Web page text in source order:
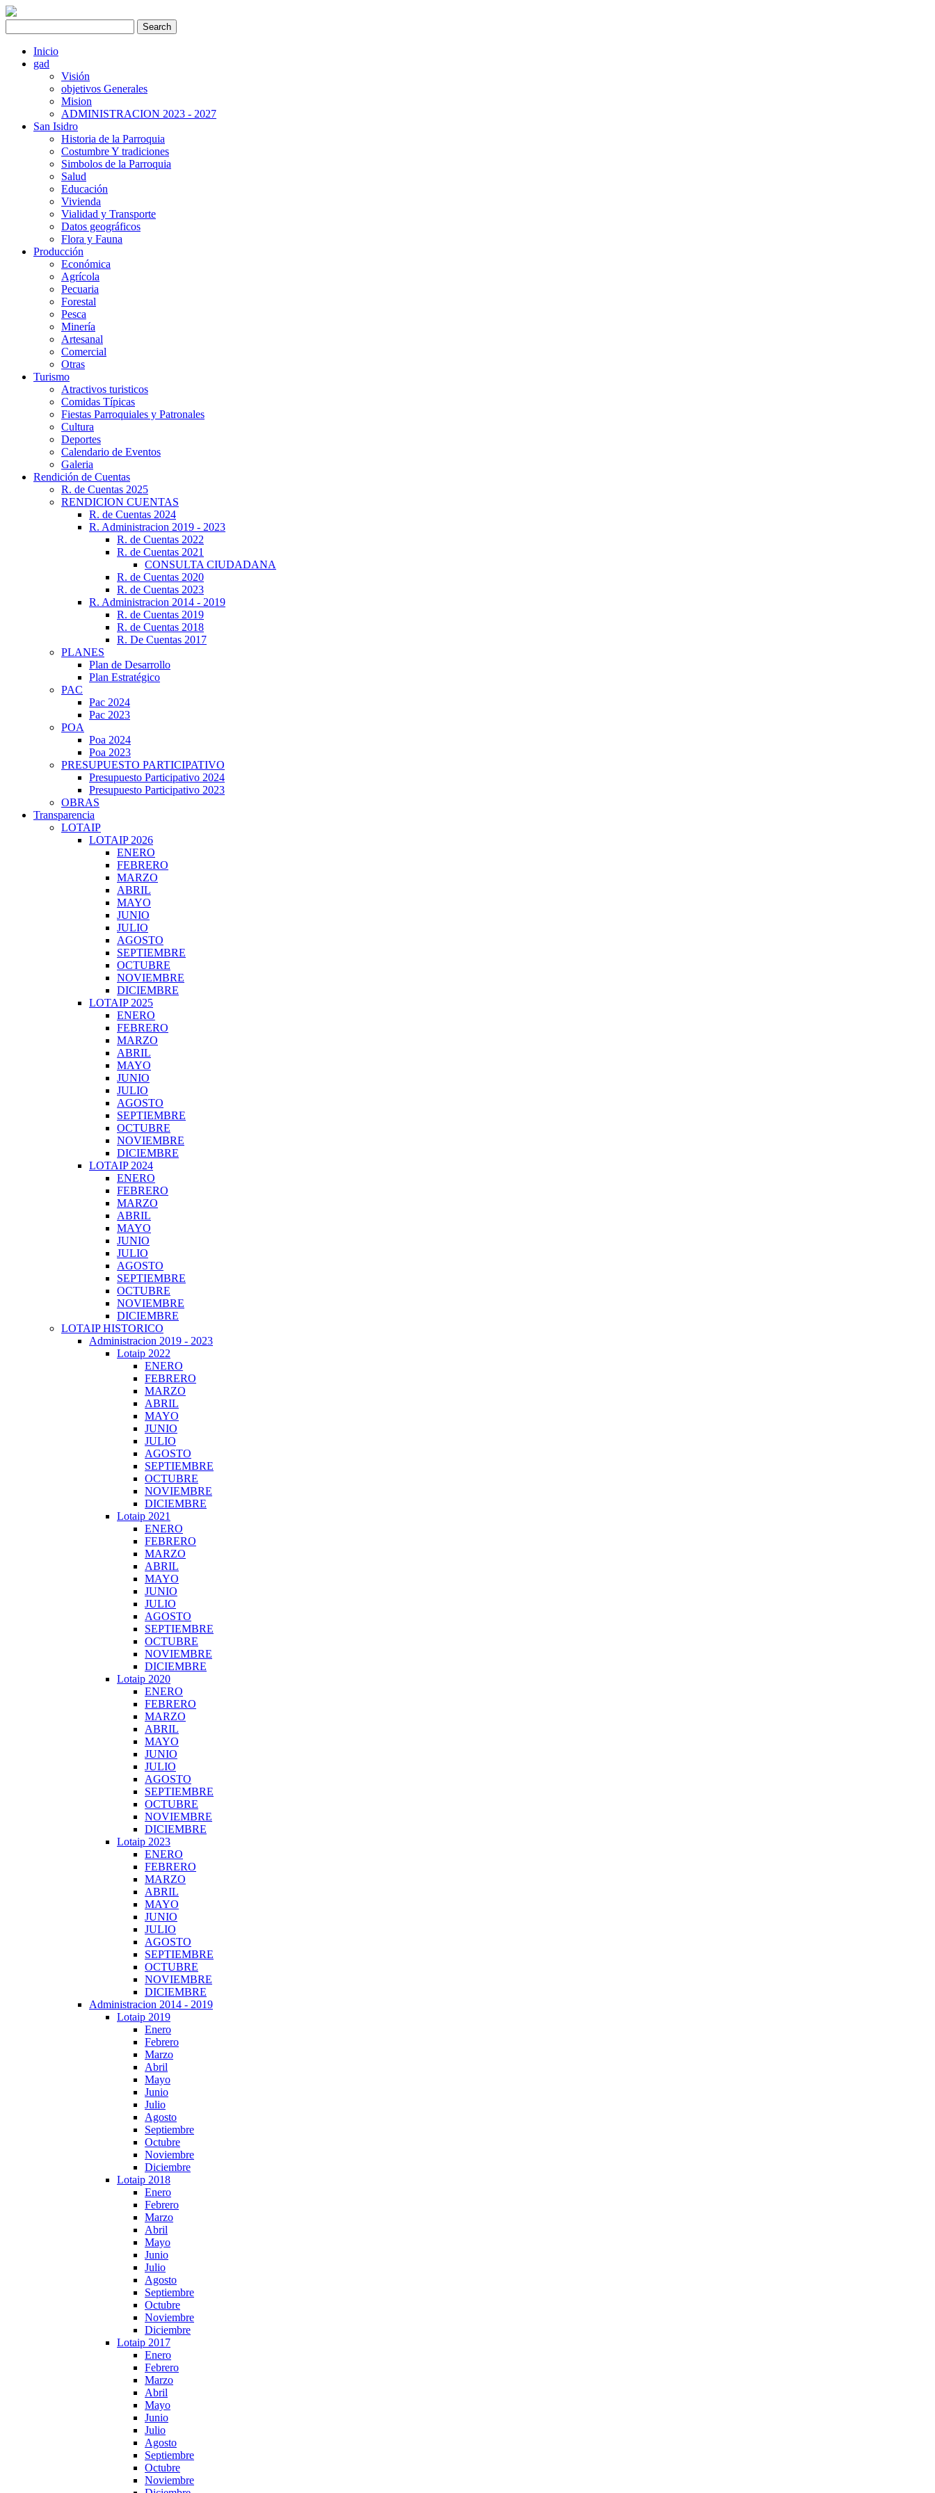
Inicio
gad
Visión
objetivos Generales
Mision
ADMINISTRACION 2023 - 2027
San Isidro
Historia de la Parroquia
Costumbre Y tradiciones
Simbolos de la Parroquia
Salud
Educación
Vivienda
Vialidad y Transporte
Datos geográficos
Flora y Fauna
Producción
Económica
Agrícola
Pecuaria
Forestal
Pesca
Minería
Artesanal
Comercial
Otras
Turismo
Atractivos turisticos
Comidas Típicas
Fiestas Parroquiales y Patronales
Cultura
Deportes
Calendario de Eventos
Galeria
Rendición de Cuentas
R. de Cuentas 2025
RENDICION CUENTAS
R. de Cuentas 2024
R. Administracion 2019 - 2023
R. de Cuentas 2022
R. de Cuentas 2021
CONSULTA CIUDADANA
R. de Cuentas 2020
R. de Cuentas 2023
R. Administracion 2014 - 2019
R. de Cuentas 2019
R. de Cuentas 2018
R. De Cuentas 2017
PLANES
Plan de Desarrollo
Plan Estratégico
PAC
Pac 2024
Pac 2023
POA
Poa 2024
Poa 2023
PRESUPUESTO PARTICIPATIVO
Presupuesto Participativo 2024
Presupuesto Participativo 2023
OBRAS
Transparencia
LOTAIP
LOTAIP 2026
ENERO
FEBRERO
MARZO
ABRIL
MAYO
JUNIO
JULIO
AGOSTO
SEPTIEMBRE
OCTUBRE
NOVIEMBRE
DICIEMBRE
LOTAIP 2025
ENERO
FEBRERO
MARZO
ABRIL
MAYO
JUNIO
JULIO
AGOSTO
SEPTIEMBRE
OCTUBRE
NOVIEMBRE
DICIEMBRE
LOTAIP 2024
ENERO
FEBRERO
MARZO
ABRIL
MAYO
JUNIO
JULIO
AGOSTO
SEPTIEMBRE
OCTUBRE
NOVIEMBRE
DICIEMBRE
LOTAIP HISTORICO
Administracion 2019 - 2023
Lotaip 2022
ENERO
FEBRERO
MARZO
ABRIL
MAYO
JUNIO
JULIO
AGOSTO
SEPTIEMBRE
OCTUBRE
NOVIEMBRE
DICIEMBRE
Lotaip 2021
ENERO
FEBRERO
MARZO
ABRIL
MAYO
JUNIO
JULIO
AGOSTO
SEPTIEMBRE
OCTUBRE
NOVIEMBRE
DICIEMBRE
Lotaip 2020
ENERO
FEBRERO
MARZO
ABRIL
MAYO
JUNIO
JULIO
AGOSTO
SEPTIEMBRE
OCTUBRE
NOVIEMBRE
DICIEMBRE
Lotaip 2023
ENERO
FEBRERO
MARZO
ABRIL
MAYO
JUNIO
JULIO
AGOSTO
SEPTIEMBRE
OCTUBRE
NOVIEMBRE
DICIEMBRE
Administracion 2014 - 2019
Lotaip 2019
Enero
Febrero
Marzo
Abril
Mayo
Junio
Julio
Agosto
Septiembre
Octubre
Noviembre
Diciembre
Lotaip 2018
Enero
Febrero
Marzo
Abril
Mayo
Junio
Julio
Agosto
Septiembre
Octubre
Noviembre
Diciembre
Lotaip 2017
Enero
Febrero
Marzo
Abril
Mayo
Junio
Julio
Agosto
Septiembre
Octubre
Noviembre